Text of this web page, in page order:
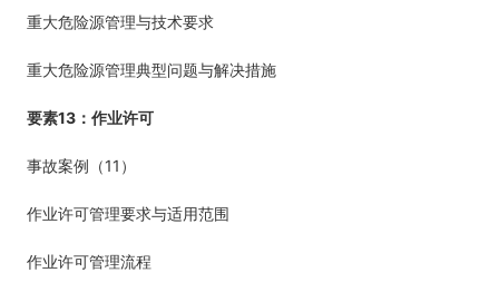
重大危险源管理与技术要求
重大危险源管理典型问题与解决措施
要素13 ：作业许可
事故案例（11 ）
作业许可管理要求与适用范围
作业许可管理流程